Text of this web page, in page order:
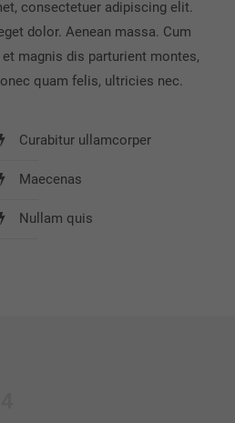
consectetuer adipiscing elit.
dolor. Aenean massa. Cum
magnis dis parturient montes,
quam felis, ultricies nec.
Curabitur ullamcorper
Maecenas
Nullam quis